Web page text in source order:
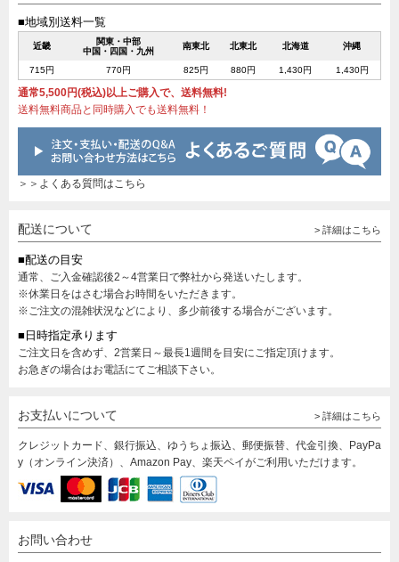
■地域別送料一覧
近畿
関東・中部
中国・四国・九州
南東北 北東北 北海道 沖縄
715円 770円 825円 880円 1,430円 1,430円
通常5,500円(税込)以上ご購入で、送料無料!
送料無料商品と同時購入でも送料無料！
＞＞よくある質問はこちら
配送について > 詳細はこちら
■配送の目安
通常、ご入金確認後2～4営業日で弊社から発送いたします。
※休業日をはさむ場合お時間をいただきます。
※ご注文の混雑状況などにより、多少前後する場合がございます。
■日時指定承ります
ご注文日を含めず、2営業日～最長1週間を目安にご指定頂けます。
お急ぎの場合はお電話にてご相談下さい。
お支払いについて > 詳細はこちら
クレジットカード、銀行振込、ゆうちょ振込、郵便振替、代金引換、PayPa
y（オンライン決済）、Amazon Pay、楽天ペイがご利用いただけます。
お問い合わせ